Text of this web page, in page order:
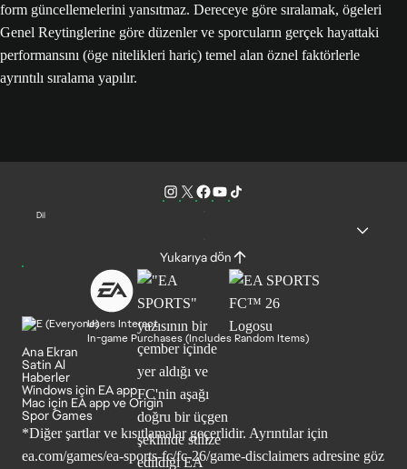
form güncellemelerini yansıtmaz. Dereceye göre sıralamak, ögeleri
Genel Reytinglerine göre düzenler ve sporcuların gerçek hayattaki
performansını (öge nitelikleri hariç) temel alan öznel faktörlerle
ayrıntılı sıralama yapılır.
Dil
Yukarıya dön
Users Interact
In-game Purchases (Includes Random Items)
Ana Ekran
Satin Al
Haberler
Windows için EA app
Mac için EA app ve Origin
Spor Games
*Diğer şartlar ve kısıtlamalar geçerlidir. Ayrıntılar için
ea.com/games/ea-sports-fc/fc-26/game-disclaimers adresine göz